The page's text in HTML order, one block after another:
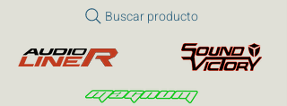
Buscar producto